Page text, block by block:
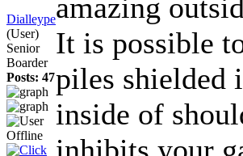
Dialleype
(User)
Senior
Boarder
Posts: 47
amazing
It is possible
piles shielded
inside of